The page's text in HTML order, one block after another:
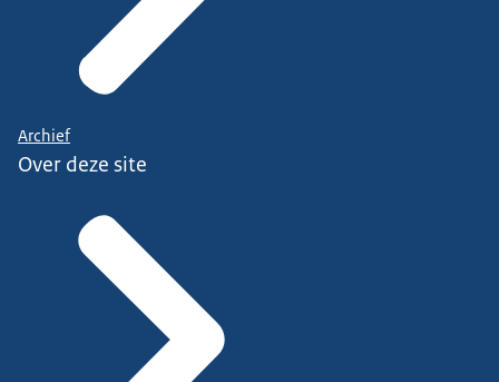
Archief
Over deze site